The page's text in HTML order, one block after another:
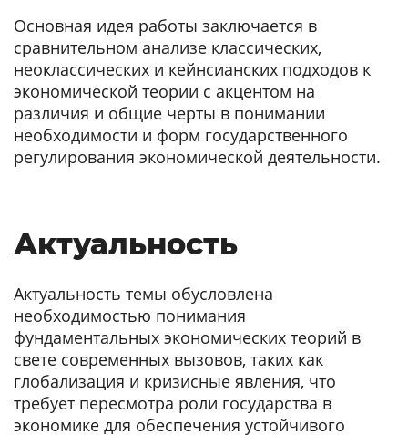
Основная идея работы заключается в
сравнительном анализе классических,
неоклассических и кейнсианских подходов к
экономической теории с акцентом на
различия и общие черты в понимании
необходимости и форм государственного
регулирования экономической деятельности.
Актуальность
Актуальность темы обусловлена
необходимостью понимания
фундаментальных экономических теорий в
свете современных вызовов, таких как
глобализация и кризисные явления, что
требует пересмотра роли государства в
экономике для обеспечения устойчивого